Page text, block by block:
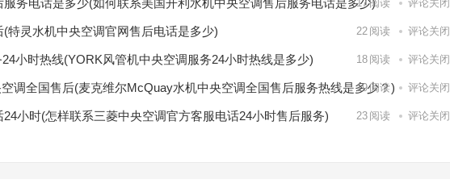
务电话是多少(如何联系美国开利水机中央空调售后服务电话是多少)
17阅读 评论关闭
特灵水机中央空调官网售后电话是多少) 22 阅读 评论关闭
小时热线(YORK风管机中央空调服务24小时热线是多少) 18 阅读 评论关闭
调全国售后(麦克维尔McQuay水机中央空调全国售后服务热线是多少？)
19阅读 评论关闭
小时(怎样联系三菱中央空调官方客服电话24小时售后服务) 23 阅读 评论关闭